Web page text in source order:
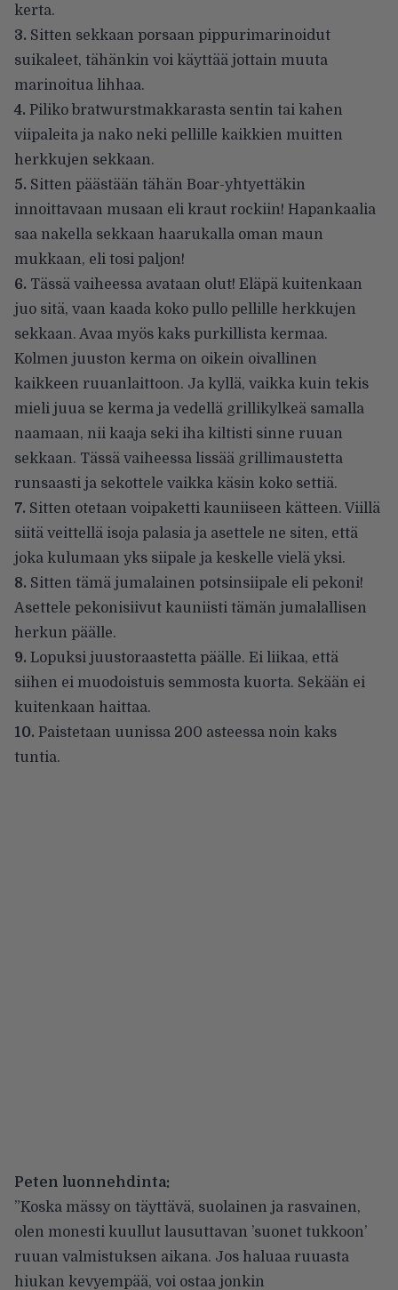
kerta.
3. Sitten sekkaan porsaan pippurimarinoidut
suikaleet, tähänkin voi käyttää jottain muuta
marinoitua lihhaa.
4. Piliko bratwurstmakkarasta sentin tai kahen
viipaleita ja nako neki pellille kaikkien muitten
herkkujen sekkaan.
5. Sitten päästään tähän Boar-yhtyettäkin
innoittavaan musaan eli kraut rockiin! Hapankaalia
saa nakella sekkaan haarukalla oman maun
mukkaan, eli tosi paljon!
6. Tässä vaiheessa avataan olut! Eläpä kuitenkaan
juo sitä, vaan kaada koko pullo pellille herkkujen
sekkaan. Avaa myös kaks purkillista kermaa.
Kolmen juuston kerma on oikein oivallinen
kaikkeen ruuanlaittoon. Ja kyllä, vaikka kuin tekis
mieli juua se kerma ja vedellä grillikylkeä samalla
naamaan, nii kaaja seki iha kiltisti sinne ruuan
sekkaan. Tässä vaiheessa lissää grillimaustetta
runsaasti ja sekottele vaikka käsin koko settiä.
7. Sitten otetaan voipaketti kauniiseen kätteen. Viillä
siitä veittellä isoja palasia ja asettele ne siten, että
joka kulumaan yks siipale ja keskelle vielä yksi.
8. Sitten tämä jumalainen potsinsiipale eli pekoni!
Asettele pekonisiivut kauniisti tämän jumalallisen
herkun päälle.
9. Lopuksi juustoraastetta päälle. Ei liikaa, että
siihen ei muodoistuis semmosta kuorta. Sekään ei
kuitenkaan haittaa.
10. Paistetaan uunissa 200 asteessa noin kaks
tuntia.
Peten luonnehdinta:
”Koska mässy on täyttävä, suolainen ja rasvainen,
olen monesti kuullut lausuttavan ’suonet tukkoon’
ruuan valmistuksen aikana. Jos haluaa ruuasta
hiukan kevyempää, voi ostaa jonkin